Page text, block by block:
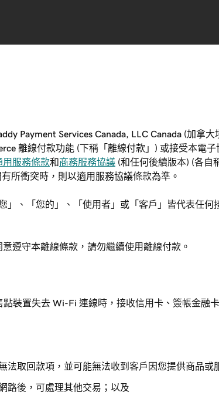
Payment Services Canada, LLC Canada (加拿
離線付款功能 (下稱「離線付款」) 或接受本電
用服務條款和商務服務協議 (和任何後續版本) (各自
所衝突時，則以適用服務協議條款為準。
」、「您的」、「使用者」或「客戶」皆代表任
遵守本離線條款，請勿繼續使用離線付款。
裝置失去 Wi-Fi 連線時，接收信用卡、簽帳金融
取回款項，並可能無法收到客戶因您提供商品或
路後，可處理其他交易；以及